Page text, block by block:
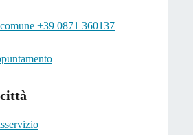
+39 0871 360137